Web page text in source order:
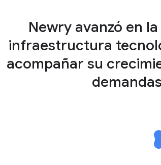
Newry avanzó en
infraestructura
acompañar su